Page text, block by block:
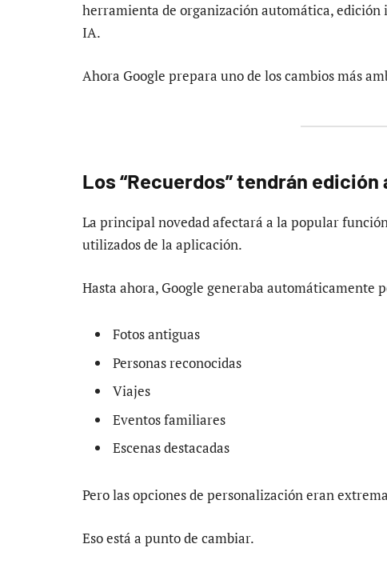
herramienta de organización automática,
IA.
Ahora Google prepara uno de los cambios más
Los “Recuerdos” tendrán edición
La principal novedad afectará a la popular
utilizados de la aplicación.
Hasta ahora, Google generaba automáticamente
Fotos antiguas
Personas reconocidas
Viajes
Eventos familiares
Escenas destacadas
Pero las opciones de personalización eran
Eso está a punto de cambiar.